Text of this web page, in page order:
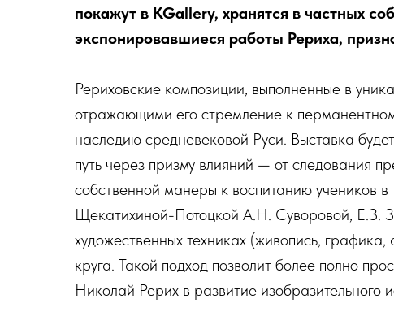
покажут в KGallery, хранятся в частных
экспонировавшиеся работы Рериха,
Рериховские композиции, выполненные в
отражающими его стремление к
наследию средневековой Руси. Выставка
путь через призму влияний — от следования
собственной манеры к воспитанию
Щекатихиной-Потоцкой А.Н. Суворовой, Е.З.
художественных техниках (живопись,
круга. Такой подход позволит более полно
Николай Рерих в развитие изобразительного